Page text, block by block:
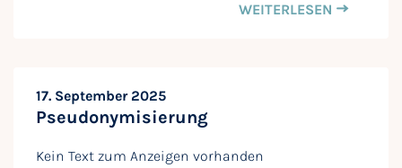
WEITERLESEN
17. September 2025
Pseudonymisierung
Kein Text zum Anzeigen vorhanden